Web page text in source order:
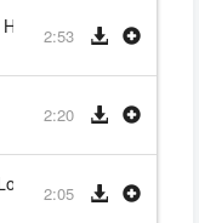
Of Mine (Is Weak
2:53
2:20
Ya, Now Get Out
2:05